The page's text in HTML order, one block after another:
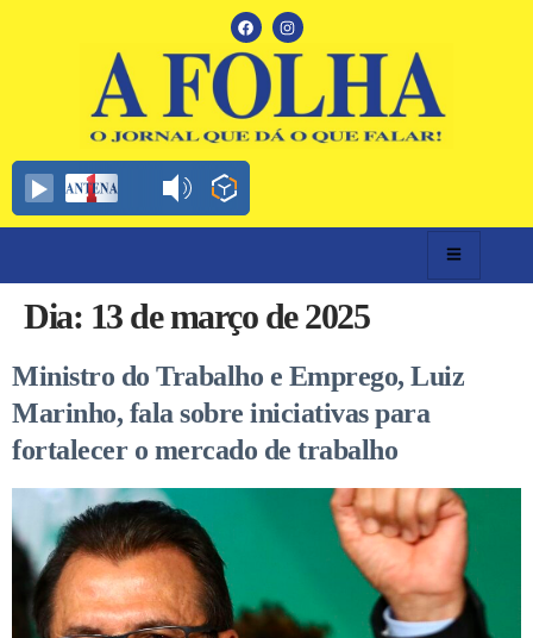
Dia: 13 de março de 2025
Ministro do Trabalho e Emprego, Luiz
Marinho, fala sobre iniciativas para
fortalecer o mercado de trabalho